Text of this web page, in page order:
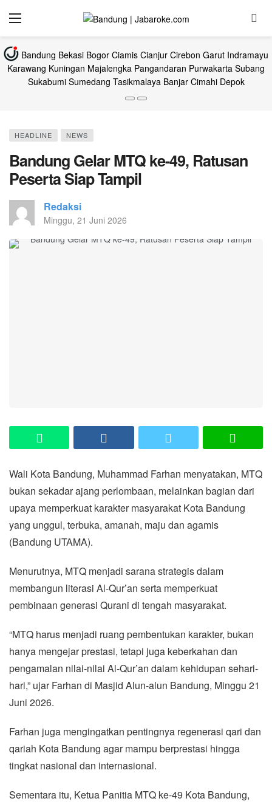
Bandung Bekasi Bogor Ciamis Cianjur Cirebon Garut Indramayu
Karawang Kuningan Majalengka Pangandaran Purwakarta Subang
Sukabumi Sumedang Tasikmalaya Banjar Cimahi Depok
HEADLINE NEWS
Bandung Gelar MTQ ke-49, Ratusan
Peserta Siap Tampil
Redaksi
Minggu, 21 Juni 2026
Wali Kota Bandung, Muhammad Farhan menyatakan, MTQ
bukan sekadar ajang perlombaan, melainkan bagian dari
upaya memperkuat karakter masyarakat Kota Bandung
yang unggul, terbuka, amanah, maju dan agamis
(Bandung UTAMA).
Menurutnya, MTQ menjadi sarana strategis dalam
membangun literasi Al-Qur’an serta memperkuat
pembinaan generasi Qurani di tengah masyarakat.
“MTQ harus menjadi ruang pembentukan karakter, bukan
hanya mengejar prestasi, tetapi juga keberkahan dan
pengamalan nilai-nilai Al-Qur’an dalam kehidupan sehari-
hari,” ujar Farhan di Masjid Alun-alun Bandung, Minggu 21
Juni 2026.
Farhan juga mengingatkan pentingnya regenerasi qari dan
qariah Kota Bandung agar mampu berprestasi hingga
tingkat nasional dan internasional.
Sementara itu, Ketua Panitia MTQ ke-49 Kota Bandung,